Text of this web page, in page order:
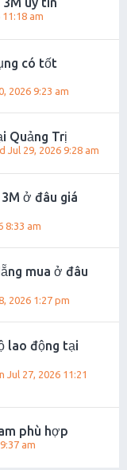
am
có tốt
2026 9:23 am
Quảng Trị
Jul 29, 2026 9:28 am
ở đâu giá
8:33 am
mua ở đâu
2026 1:27 pm
lao động tại
Jul 27, 2026 11:21
phù hợp
am